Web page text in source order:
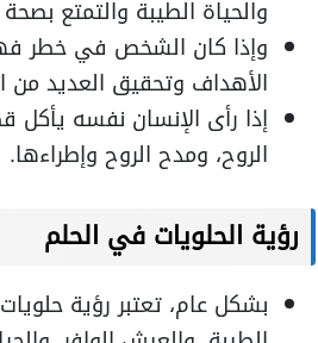
والحياة الطيبة والتمتع
وإذا كان الشخص في خطر
الأهداف وتحقيق العديد من
إذا رأى الإنسان نفسه
الروح، ومدح الروح وإطراءها.
رؤية الحلويات في الحلم
بشكل عام، تعتبر رؤية